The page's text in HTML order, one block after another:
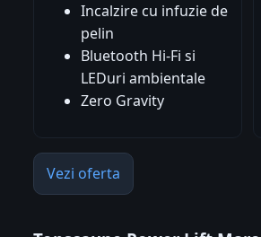
Incalzire cu infuzie de
pelin
Bluetooth Hi-Fi si
LEDuri ambientale
Zero Gravity
Vezi oferta